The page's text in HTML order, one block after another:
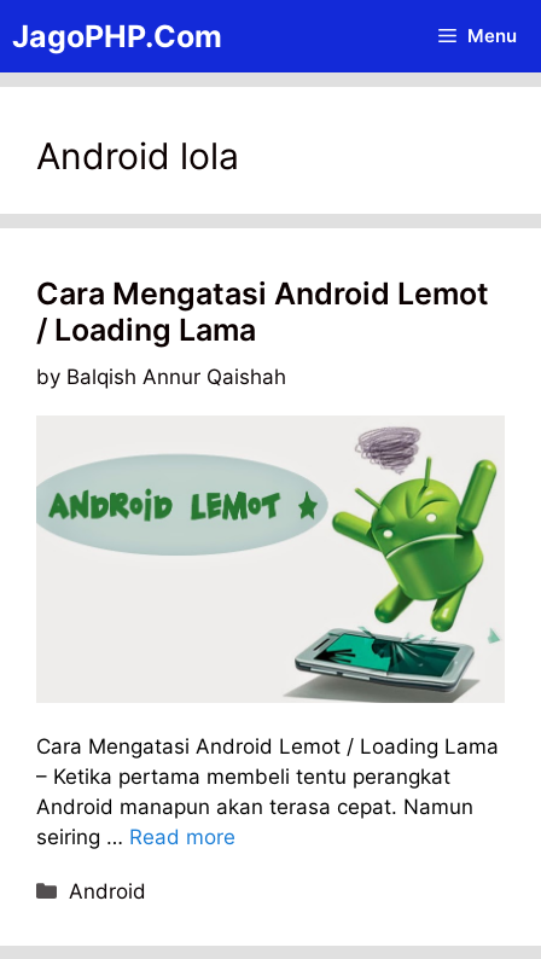
to
content
JagoPHP.Com Menu
Android lola
Cara Mengatasi Android Lemot
/ Loading Lama
by Balqish Annur Qaishah
Cara Mengatasi Android Lemot / Loading Lama
– Ketika pertama membeli tentu perangkat
Android manapun akan terasa cepat. Namun
seiring … Read more
Categories
Android